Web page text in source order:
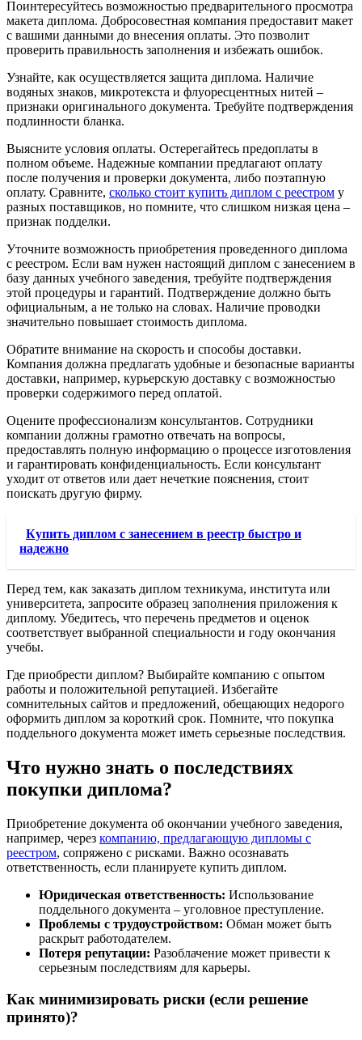
Поинтересуйтесь возможностью предварительного просмотра
макета диплома. Добросовестная компания предоставит макет
с вашими данными до внесения оплаты. Это позволит
проверить правильность заполнения и избежать ошибок.
Узнайте, как осуществляется защита диплома. Наличие
водяных знаков, микротекста и флуоресцентных нитей –
признаки оригинального документа. Требуйте подтверждения
подлинности бланка.
Выясните условия оплаты. Остерегайтесь предоплаты в
полном объеме. Надежные компании предлагают оплату
после получения и проверки документа, либо поэтапную
оплату. Сравните, сколько стоит купить диплом с реестром у
разных поставщиков, но помните, что слишком низкая цена –
признак подделки.
Уточните возможность приобретения проведенного диплома
с реестром. Если вам нужен настоящий диплом с занесением в
базу данных учебного заведения, требуйте подтверждения
этой процедуры и гарантий. Подтверждение должно быть
официальным, а не только на словах. Наличие проводки
значительно повышает стоимость диплома.
Обратите внимание на скорость и способы доставки.
Компания должна предлагать удобные и безопасные варианты
доставки, например, курьерскую доставку с возможностью
проверки содержимого перед оплатой.
Оцените профессионализм консультантов. Сотрудники
компании должны грамотно отвечать на вопросы,
предоставлять полную информацию о процессе изготовления
и гарантировать конфиденциальность. Если консультант
уходит от ответов или дает нечеткие пояснения, стоит
поискать другую фирму.
Купить диплом с занесением в реестр быстро и
надежно
Перед тем, как заказать диплом техникума, института или
университета, запросите образец заполнения приложения к
диплому. Убедитесь, что перечень предметов и оценок
соответствует выбранной специальности и году окончания
учебы.
Где приобрести диплом? Выбирайте компанию с опытом
работы и положительной репутацией. Избегайте
сомнительных сайтов и предложений, обещающих недорого
оформить диплом за короткий срок. Помните, что покупка
поддельного документа может иметь серьезные последствия.
Что нужно знать о последствиях
покупки диплома?
Приобретение документа об окончании учебного заведения,
например, через компанию, предлагающую дипломы с
реестром, сопряжено с рисками. Важно осознавать
ответственность, если планируете купить диплом.
Юридическая ответственность: Использование
поддельного документа – уголовное преступление.
Проблемы с трудоустройством: Обман может быть
раскрыт работодателем.
Потеря репутации: Разоблачение может привести к
серьезным последствиям для карьеры.
Как минимизировать риски (если решение
принято)?